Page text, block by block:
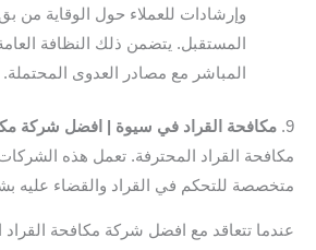
وإرشادات للعملاء حول الوقاية من
المستقبل. يتضمن ذلك النظافة
المباشر مع مصادر العدوى المحتملة.
9. مكافحة القراد في سيوة | افضل شركة
مكافحة القراد المحترفة. تعمل هذه
متخصصة للتحكم في القراد والقضاء عليه
عندما تتعاقد مع افضل شركة مكافحة